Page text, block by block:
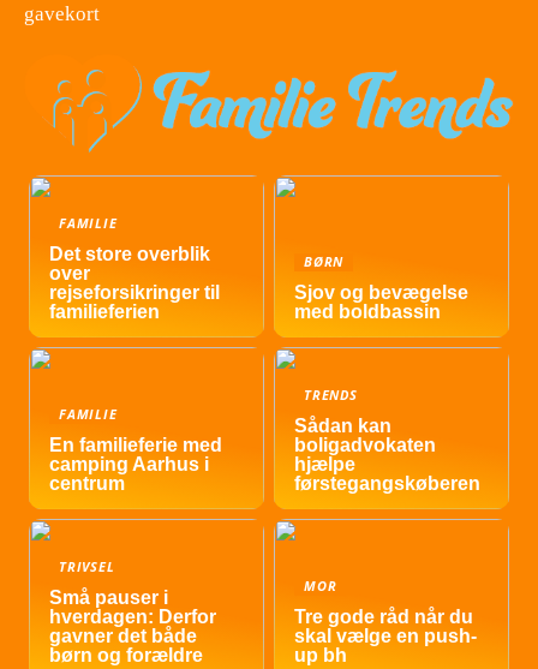
gavekort
FAMILIE
Det store overblik
over
rejseforsikringer til
familieferien
BØRN
Sjov og bevægelse
med boldbassin
FAMILIE
En familieferie med
camping Aarhus i
centrum
TRENDS
Sådan kan
boligadvokaten
hjælpe
førstegangskøberen
TRIVSEL
Små pauser i
hverdagen: Derfor
gavner det både
børn og forældre
MOR
Tre gode råd når du
skal vælge en push-
up bh